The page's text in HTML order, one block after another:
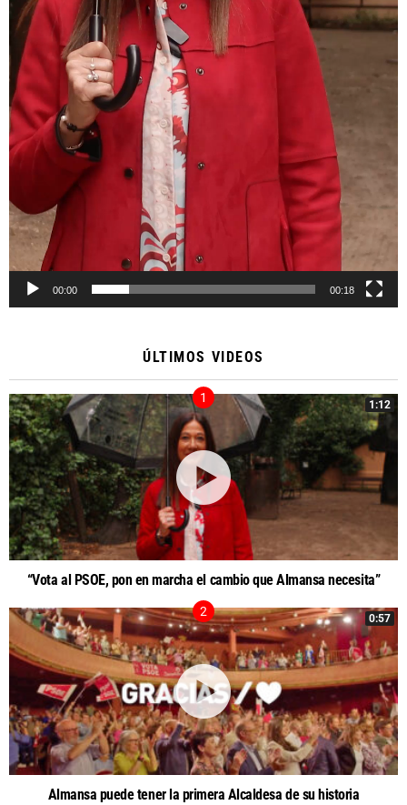
00:00 00:18
ÚLTIMOS VIDEOS
1:12
“Vota al PSOE, pon en marcha el cambio que Almansa necesita”
0:57
Almansa puede tener la primera Alcaldesa de su historia